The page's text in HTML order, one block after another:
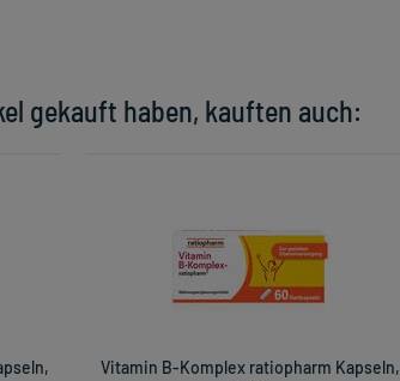
gekauft haben, kauften auch:
Vitamin B-Komplex ratiopharm Kapseln,